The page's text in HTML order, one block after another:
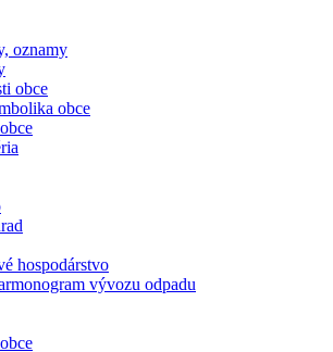
oznamy
obce
obce
hospodárstvo
vývozu odpadu